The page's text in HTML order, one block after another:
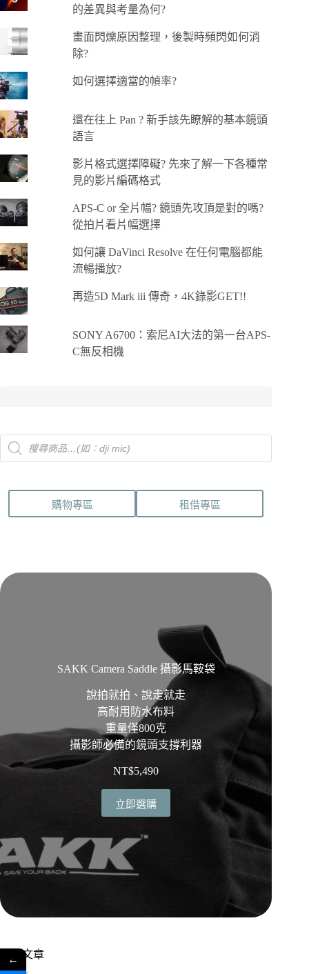
的差異與考量為何?
畫面閃爍原因整理，後製時頻閃如何消
除?
如何選擇適當的幀率?
還在往上 Pan ? 新手該先瞭解的基本鏡頭
語言
影片格式選擇障礙? 先來了解一下各種常
見的影片編碼格式
APS-C or 全片幅? 鏡頭先攻頂是對的嗎?
從拍片看片幅選擇
如何讓 DaVinci Resolve 在任何電腦都能
流暢播放?
再造5D Mark iii 傳奇，4K錄影GET!!
SONY A6700：索尼AI大法的第一台APS-
C無反相機
Products
search
購物專區 租借專區
SAKK Camera Saddle 攝影馬鞍袋
說拍就拍、說走就走
高耐用防水布料
重量僅800克
攝影師必備的鏡頭支撐利器
NT$5,490
立即選購
熱門文章
←